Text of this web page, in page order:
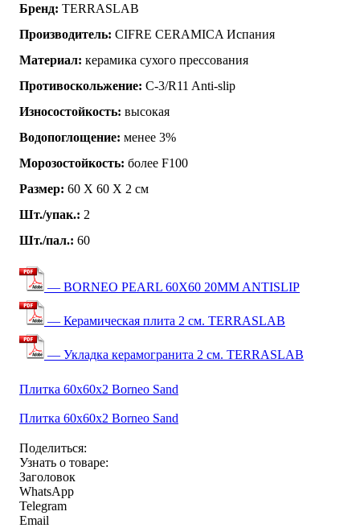
Бренд: TERRASLAB
Производитель: CIFRE CERAMICA Испания
Материал: керамика сухого прессования
Противоскольжение: C-3/R11 Anti-slip
Износостойкость: высокая
Водопоглощение: менее 3%
Морозостойкость: более F100
Размер: 60 Х 60 Х 2 см
Шт./упак.: 2
Шт./пал.: 60
— BORNEO PEARL 60X60 20MM ANTISLIP
— Керамическая плита 2 см. TERRASLAB
— Укладка керамогранита 2 см. TERRASLAB
Плитка 60x60x2 Borneo Sand
Плитка 60x60x2 Borneo Sand
Поделиться:
Узнать о товаре:
Заголовок
WhatsApp
Telegram
Email